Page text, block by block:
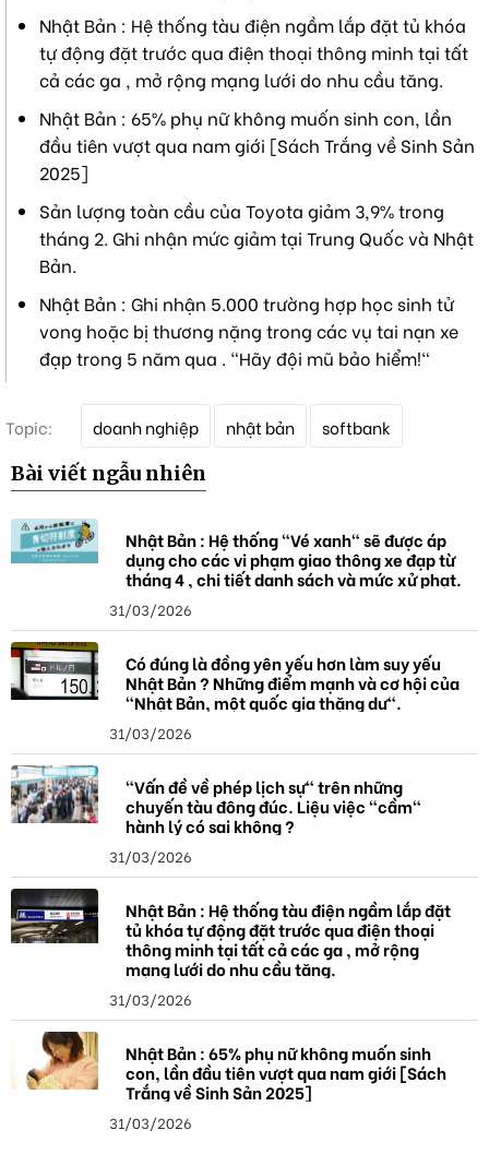
Nhật Bản : Hệ thống tàu điện ngầm lắp đặt tủ khóa
tự động đặt trước qua điện thoại thông minh tại tất
cả các ga , mở rộng mạng lưới do nhu cầu tăng.
Nhật Bản : 65% phụ nữ không muốn sinh con, lần
đầu tiên vượt qua nam giới [Sách Trắng về Sinh Sản
2025]
Sản lượng toàn cầu của Toyota giảm 3,9% trong
tháng 2. Ghi nhận mức giảm tại Trung Quốc và Nhật
Bản.
Nhật Bản : Ghi nhận 5.000 trường hợp học sinh tử
vong hoặc bị thương nặng trong các vụ tai nạn xe
đạp trong 5 năm qua . "Hãy đội mũ bảo hiểm!"
Topic:
T
h
a
doanh nghiệp nhật bản softbank
Bài viết ngẫu nhiên
Nhật Bản : Hệ thống "Vé xanh" sẽ được áp
dụng cho các vi phạm giao thông xe đạp từ
tháng 4 , chi tiết danh sách và mức xử phạt.
31/03/2026
Có đúng là đồng yên yếu hơn làm suy yếu
Nhật Bản ? Những điểm mạnh và cơ hội của
"Nhật Bản, một quốc gia thặng dư".
31/03/2026
"Vấn đề về phép lịch sự" trên những
chuyến tàu đông đúc. Liệu việc "cầm"
hành lý có sai không ?
31/03/2026
Nhật Bản : Hệ thống tàu điện ngầm lắp đặt
tủ khóa tự động đặt trước qua điện thoại
thông minh tại tất cả các ga , mở rộng
mạng lưới do nhu cầu tăng.
31/03/2026
Nhật Bản : 65% phụ nữ không muốn sinh
con, lần đầu tiên vượt qua nam giới [Sách
Trắng về Sinh Sản 2025]
31/03/2026